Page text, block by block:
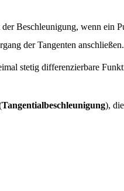
Beschleunigung, wenn ein
der Tangenten
stetig differenzierbare
Tangentialbeschleunigung),